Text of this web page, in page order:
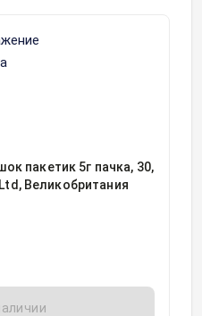
пакетик 5г пачка, 30,
Великобритания